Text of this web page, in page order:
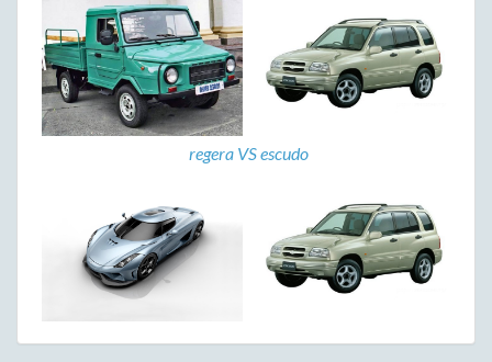
regera VS escudo